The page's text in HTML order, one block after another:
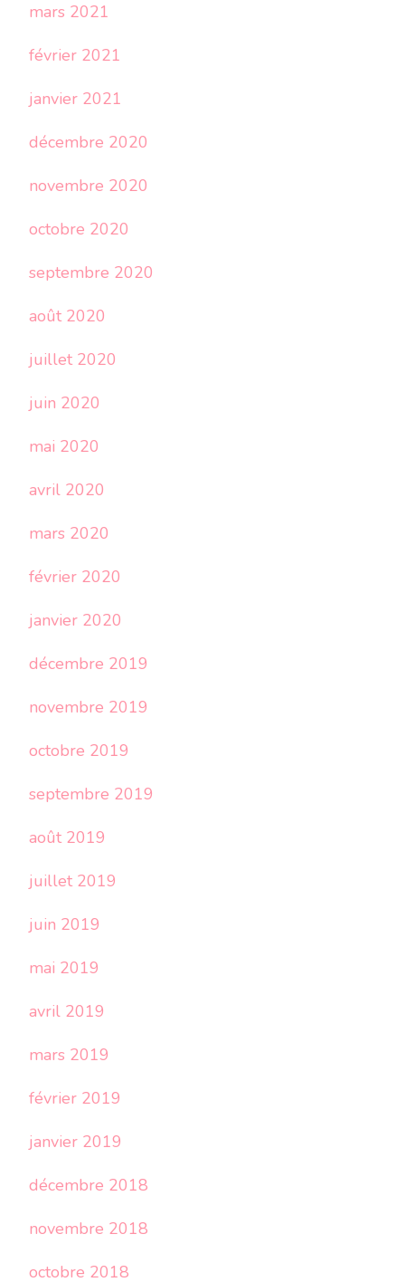
mars 2021
février 2021
janvier 2021
décembre 2020
novembre 2020
octobre 2020
septembre 2020
août 2020
juillet 2020
juin 2020
mai 2020
avril 2020
mars 2020
février 2020
janvier 2020
décembre 2019
novembre 2019
octobre 2019
septembre 2019
août 2019
juillet 2019
juin 2019
mai 2019
avril 2019
mars 2019
février 2019
janvier 2019
décembre 2018
novembre 2018
octobre 2018